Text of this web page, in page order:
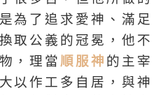
為了追求愛神、滿足
取公義的冠冕，他不
，理當順服神 的主宰
以作工多自居，與神